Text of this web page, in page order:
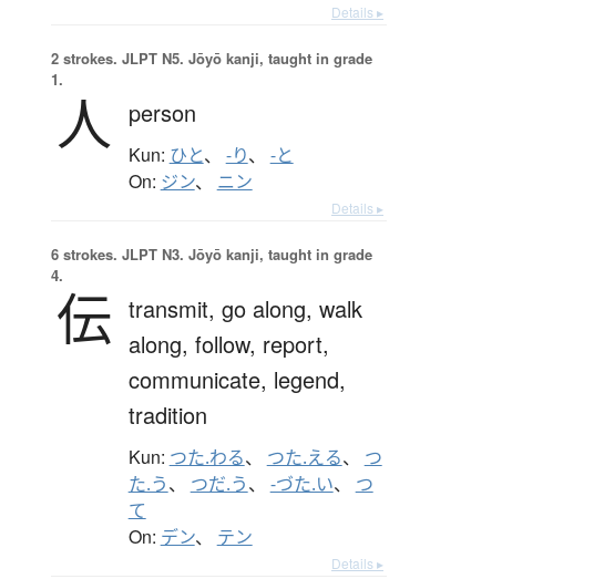
Details ▸
2 strokes. JLPT N5. Jōyō kanji, taught in grade
1.
人 person
Kun: ひと、 -り、 -と
On: ジン、 ニン
Details ▸
6 strokes. JLPT N3. Jōyō kanji, taught in grade
4.
伝 transmit, go along, walk
along, follow, report,
communicate, legend,
tradition
Kun: つた.わる、 つた.える、 つ
た.う、 つだ.う、 -づた.い、 つ
て
On: デン、 テン
Details ▸